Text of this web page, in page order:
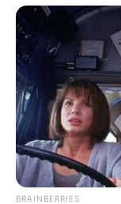
BRAINBERRIES